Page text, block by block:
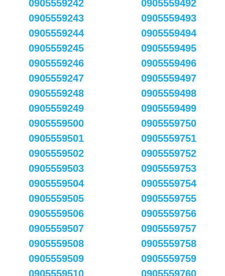
0905559242
0905559243
0905559244
0905559245
0905559246
0905559247
0905559248
0905559249
0905559492
0905559493
0905559494
0905559495
0905559496
0905559497
0905559498
0905559499
0905559500
0905559501
0905559502
0905559503
0905559504
0905559505
0905559506
0905559507
0905559508
0905559509
0905559510
0905559750
0905559751
0905559752
0905559753
0905559754
0905559755
0905559756
0905559757
0905559758
0905559759
0905559760